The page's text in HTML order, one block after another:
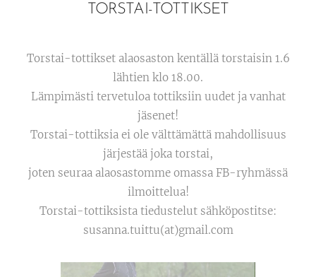
TORSTAI-TOTTIKSET
Torstai-tottikset alaosaston kentällä torstaisin 1.6
lähtien klo 18.00.
Lämpimästi tervetuloa tottiksiin uudet ja vanhat
jäsenet!
Torstai-tottiksia ei ole välttämättä mahdollisuus
järjestää joka torstai,
joten seuraa alaosastomme omassa FB-ryhmässä
ilmoittelua!
Torstai-tottiksista tiedustelut sähköpostitse:
susanna.tuittu(at)gmail.com